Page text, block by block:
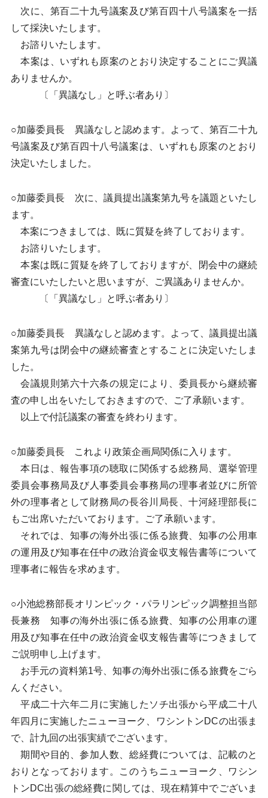
次に、第百二十九号議案及び第百四十八号議案を一括
して採決いたします。
お諮りいたします。
本案は、いずれも原案のとおり決定することにご異議
ありませんか。
〔「異議なし」と呼ぶ者あり〕
○加藤委員長 異議なしと認めます。よって、第百二十九
号議案及び第百四十八号議案は、いずれも原案のとおり
決定いたしました。
○加藤委員長 次に、議員提出議案第九号を議題といたし
ます。
本案につきましては、既に質疑を終了しております。
お諮りいたします。
本案は既に質疑を終了しておりますが、閉会中の継続
審査にいたしたいと思いますが、ご異議ありませんか。
〔「異議なし」と呼ぶ者あり〕
○加藤委員長 異議なしと認めます。よって、議員提出議
案第九号は閉会中の継続審査とすることに決定いたしま
した。
会議規則第六十六条の規定により、委員長から継続審
査の申し出をいたしておきますので、ご了承願います。
以上で付託議案の審査を終わります。
○加藤委員長 これより政策企画局関係に入ります。
本日は、報告事項の聴取に関係する総務局、選挙管理
委員会事務局及び人事委員会事務局の理事者並びに所管
外の理事者として財務局の長谷川局長、十河経理部長に
もご出席いただいております。ご了承願います。
それでは、知事の海外出張に係る旅費、知事の公用車
の運用及び知事在任中の政治資金収支報告書等について
理事者に報告を求めます。
○小池総務部長オリンピック・パラリンピック調整担当部
長兼務 知事の海外出張に係る旅費、知事の公用車の運
用及び知事在任中の政治資金収支報告書等につきまして
ご説明申し上げます。
お手元の資料第1号、知事の海外出張に係る旅費をごら
んください。
平成二十六年二月に実施したソチ出張から平成二十八
年四月に実施したニューヨーク、ワシントンDCの出張ま
で、計九回の出張実績でございます。
期間や目的、参加人数、総経費については、記載のと
おりとなっております。このうちニューヨーク、ワシン
トンDC出張の総経費に関しては、現在精算中でございま